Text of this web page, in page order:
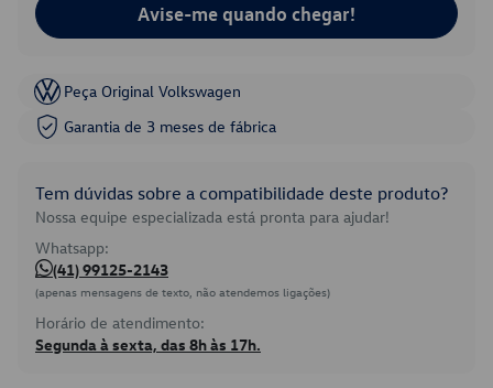
Avise-me quando chegar!
Peça Original Volkswagen
Garantia de 3 meses de fábrica
Tem dúvidas sobre a compatibilidade deste produto?
Nossa equipe especializada está pronta para ajudar!
Whatsapp:
(41) 99125-2143
(apenas mensagens de texto, não atendemos ligações)
Horário de atendimento:
Segunda à sexta, das 8h às 17h.